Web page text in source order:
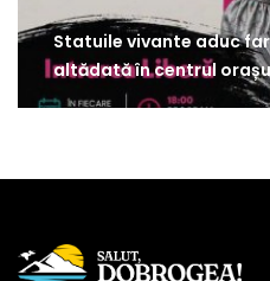
Statuile vivante aduc
altădată în centrul